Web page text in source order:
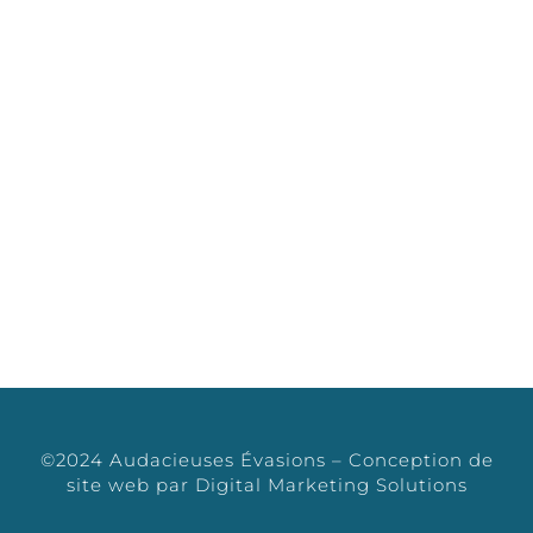
©2024 Audacieuses Évasions – Conception de
site web par Digital Marketing Solutions